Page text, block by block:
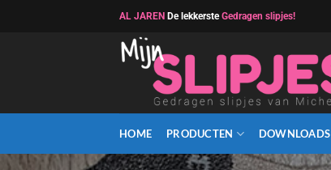
AL JAREN De lekkersteGedragen slipjes!
HOME PRODUCTEN DOWNLOADS